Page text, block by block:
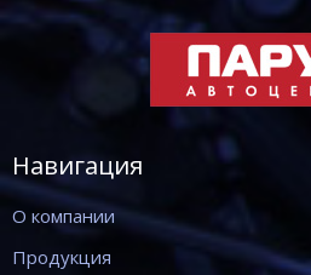
Навигация
О компании
Продукция